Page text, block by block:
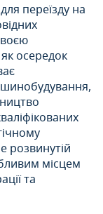
переїзду на
осередок
розвинутій
місцем
та